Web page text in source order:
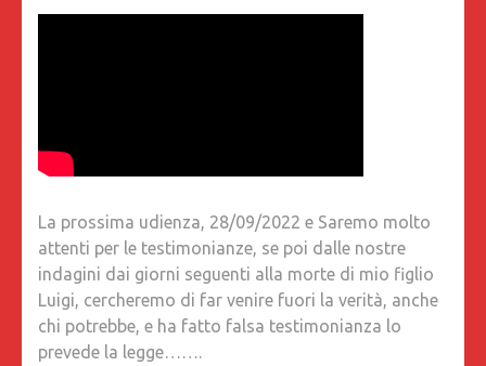
La prossima udienza, 28/09/2022 e Saremo molto
attenti per le testimonianze, se poi dalle nostre
indagini dai giorni seguenti alla morte di mio figlio
Luigi, cercheremo di far venire fuori la verità, anche
chi potrebbe, e ha fatto falsa testimonianza lo
prevede la legge…….